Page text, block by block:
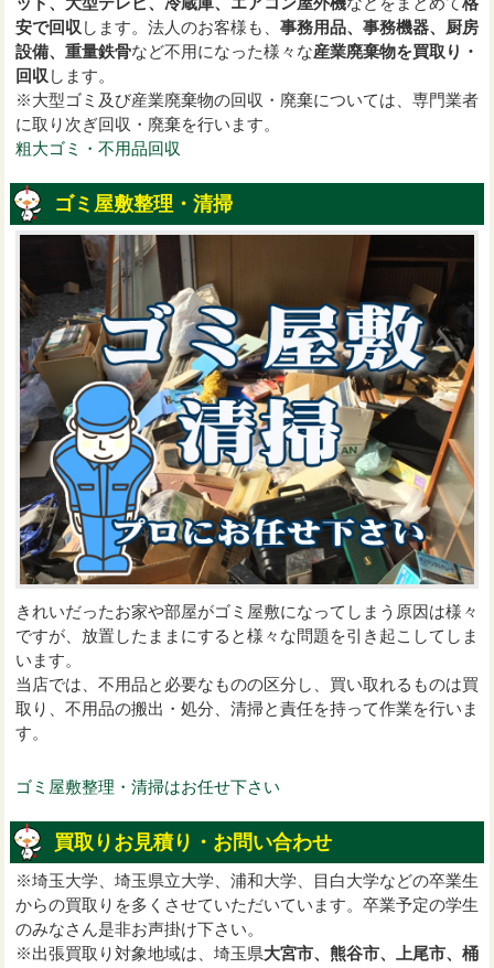
安で回収 します。法人のお客様も、 事務用品、事務機器、厨房
設備、重量鉄骨など不用になった様々な産業廃棄物を買取り・
回収 します。
※大型ゴミ及び産業廃棄物の回収・廃棄については、専門業者
に取り次ぎ回収・廃棄を行います。
粗大ゴミ・不用品回収
ゴミ屋敷整理・清掃
きれいだったお家や部屋がゴミ屋敷になってしまう原因は様々
ですが、放置したままにすると様々な問題を引き起こしてしま
います。
当店では、不用品と必要なものの区分し、買い取れるものは買
取り、不用品の搬出・処分、清掃と責任を持って作業を行いま
す。
ゴミ屋敷整理・清掃はお任せ下さい
買取りお見積り・お問い合わせ
※埼玉大学、埼玉県立大学、浦和大学、目白大学などの卒業生
からの買取りを多くさせていただいています。卒業予定の学生
のみなさん是非お声掛け下さい。
※出張買取り対象地域は、埼玉県大宮市、熊谷市、上尾市、桶